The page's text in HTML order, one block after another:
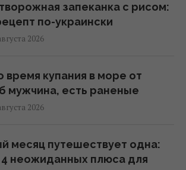
запеканка с рисом:
по-украински
2026
время купания в море от
мужчина, есть раненые
2026
месяц путешествует одна:
4 неожиданных плюса для